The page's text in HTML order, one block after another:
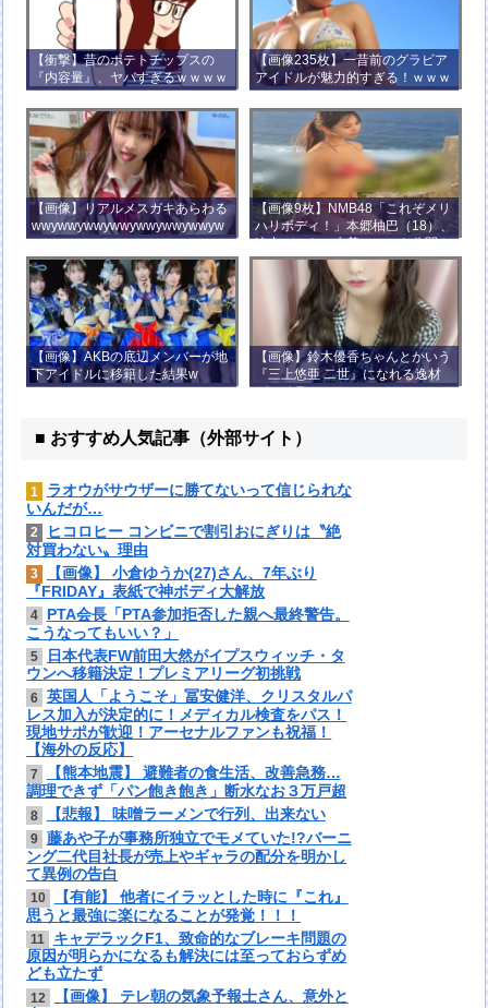
【衝撃】昔のポテトチップスの
『内容量』、ヤバすぎるｗｗｗｗ
ｗｗｗｗ
【画像235枚】一昔前のグラビア
アイドルが魅力的すぎる！ｗｗｗ
【画像】リアルメスガキあらわる
wwywwywwywwywwywwywwyw
wywwy
【画像9枚】NMB48「これぞメリ
ハリボディ！」本郷柚巴（18）、
迫力バストの水着ショット公開！
【画像】AKBの底辺メンバーが地
下アイドルに移籍した結果w
【画像】鈴木優香ちゃんとかいう
『三上悠亜 二世』になれる逸材
がコチラ
■ おすすめ人気記事（外部サイト）
1
ラオウがサウザーに勝てないって信じられな
いんだが…
2
ヒコロヒー コンビニで割引おにぎりは〝絶
対買わない〟理由
3
【画像】 小倉ゆうか(27)さん、7年ぶり
『FRIDAY』表紙で神ボディ大解放
4
PTA会長「PTA参加拒否した親へ最終警告。
こうなってもいい？」
5
日本代表FW前田大然がイプスウィッチ・タ
ウンへ移籍決定！プレミアリーグ初挑戦
6 英国人「ようこそ」冨安健洋、クリスタルパ
レス加入が決定的に！メディカル検査をパス！
現地サポが歓迎！アーセナルファンも祝福！
【海外の反応】
7
【熊本地震】 避難者の食生活、改善急務…
調理できず「パン飽き飽き」断水なお３万戸超
8 【悲報】 味噌ラーメンで行列、出来ない
9 藤あや子が事務所独立でモメていた!?バーニ
ング二代目社長が売上やギャラの配分を明かし
て異例の告白
10
【有能】 他者にイラッとした時に『これ』
思うと最強に楽になることが発覚！！！
11
キャデラックF1、致命的なブレーキ問題の
原因が明らかになるも解決には至っておらずめ
ども立たず
12
【画像】 テレ朝の気象予報士さん、意外と